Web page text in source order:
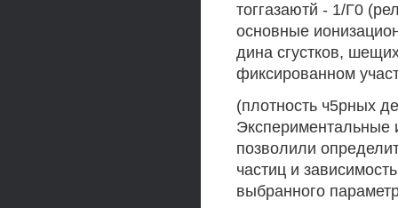
тоггазаютй - 1/Г0
основные
дина сгустков,
фиксированном
(плотность ч5рных
Экспериментальные
позволили
частиц и
выбранного